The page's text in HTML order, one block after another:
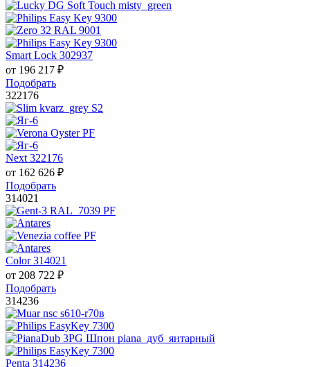
Smart Lock 302937
от 196 217 ₽
Подобрать
322176
Next 322176
от 162 626 ₽
Подобрать
314021
Color 314021
от 208 722 ₽
Подобрать
314236
Penta 314236